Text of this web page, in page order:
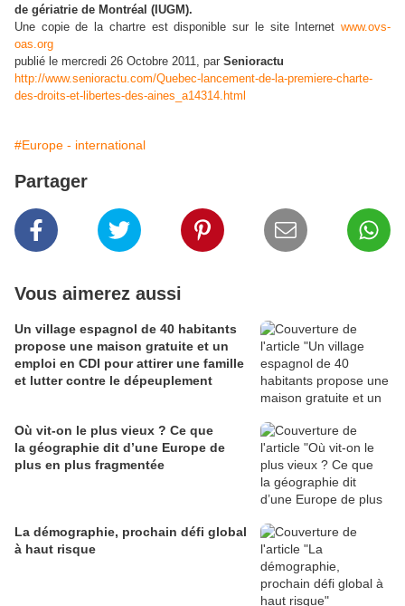
de gériatrie de Montréal (IUGM).
Une copie de la chartre est disponible sur le site Internet www.ovs-
oas.org
publié le mercredi 26 Octobre 2011, par Senioractu
http://www.senioractu.com/Quebec-lancement-de-la-premiere-charte-
des-droits-et-libertes-des-aines_a14314.html
#Europe - international
Partager
Vous aimerez aussi
Un village espagnol de 40 habitants
propose une maison gratuite et un
emploi en CDI pour attirer une famille
et lutter contre le dépeuplement
Où vit-on le plus vieux ? Ce que
la géographie dit d’une Europe de
plus en plus fragmentée
La démographie, prochain défi global
à haut risque